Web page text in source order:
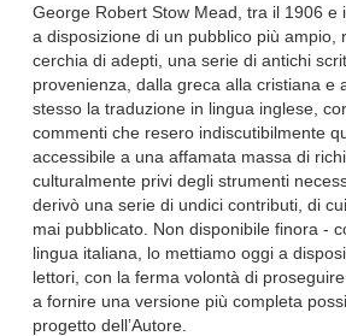
George Robert Stow Mead, tra il 1906 e
a disposizione di un pubblico più ampio,
cerchia di adepti, una serie di antichi
provenienza, dalla greca alla cristiana e
stesso la traduzione in lingua inglese,
commenti che resero indiscutibilmente
accessibile a una affamata massa di
culturalmente privi degli strumenti
derivò una serie di undici contributi, di
mai pubblicato. Non disponibile finora -
lingua italiana, lo mettiamo oggi a
lettori, con la ferma volontà di
a fornire una versione più completa
progetto dell’Autore.